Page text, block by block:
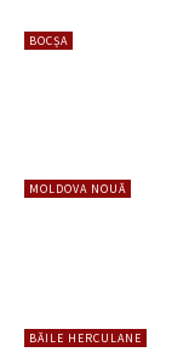
BOCȘA
MOLDOVA NOUĂ
BĂILE HERCULANE